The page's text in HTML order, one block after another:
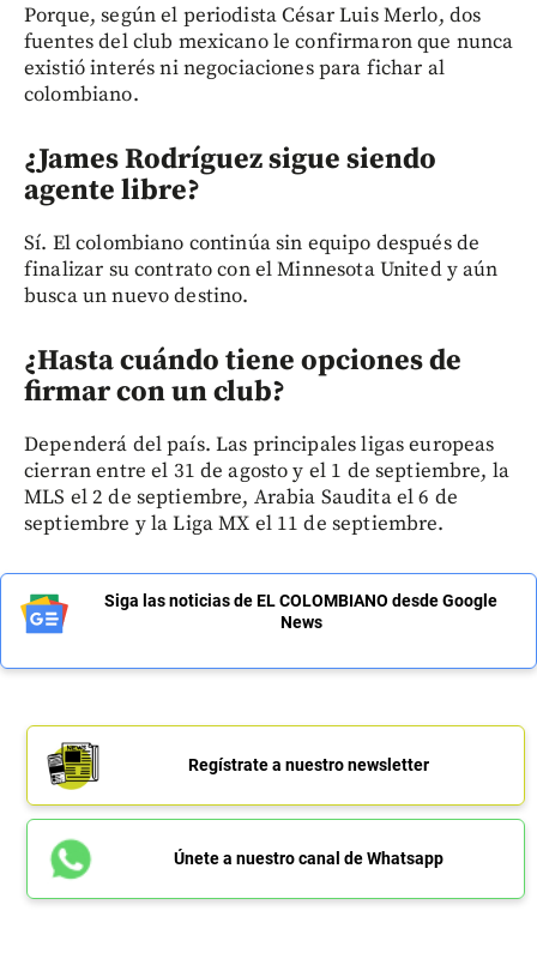
Porque, según el periodista César Luis Merlo, dos
fuentes del club mexicano le confirmaron que nunca
existió interés ni negociaciones para fichar al
colombiano.
¿James Rodríguez sigue siendo
agente libre?
Sí. El colombiano continúa sin equipo después de
finalizar su contrato con el Minnesota United y aún
busca un nuevo destino.
¿Hasta cuándo tiene opciones de
firmar con un club?
Dependerá del país. Las principales ligas europeas
cierran entre el 31 de agosto y el 1 de septiembre, la
MLS el 2 de septiembre, Arabia Saudita el 6 de
septiembre y la Liga MX el 11 de septiembre.
Siga las noticias de EL COLOMBIANO desde Google
News
Regístrate a nuestro newsletter
Únete a nuestro canal de Whatsapp